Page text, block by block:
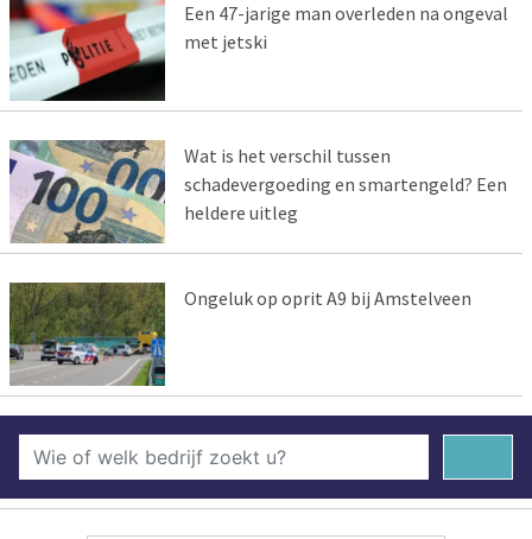
Een 47-jarige man overleden na ongeval
met jetski
Wat is het verschil tussen
schadevergoeding en smartengeld? Een
heldere uitleg
Ongeluk op oprit A9 bij Amstelveen